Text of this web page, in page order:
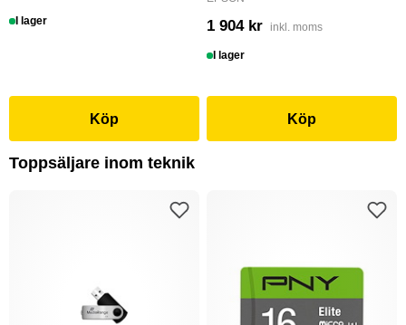
I lager
Köp
1 904 kr inkl. moms
I lager
Köp
Toppsäljare inom teknik